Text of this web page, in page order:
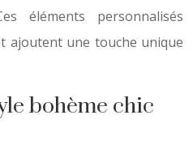
éléments personnalisés
ajoutent une touche unique
bohème chic